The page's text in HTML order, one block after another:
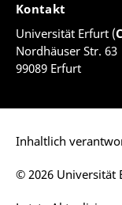
Kontakt
Universität Erfurt (
Nordhäuser Str. 63
99089 Erfurt
Inhaltlich
© 2026 Universität